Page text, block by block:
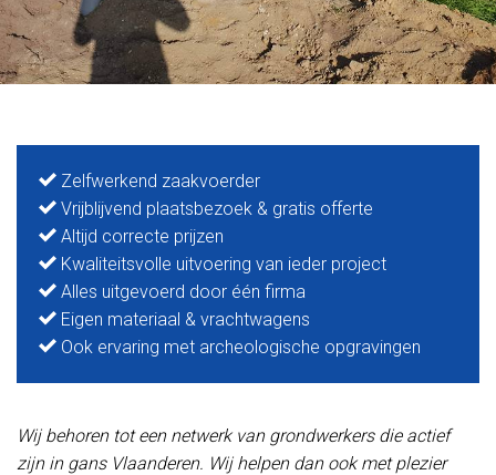
Zelfwerkend zaakvoerder
Vrijblijvend plaatsbezoek & gratis offerte
Altijd correcte prijzen
Kwaliteitsvolle uitvoering van ieder project
Alles uitgevoerd door één firma
Eigen materiaal & vrachtwagens
Ook ervaring met archeologische opgravingen
Wij behoren tot een netwerk van grondwerkers die actief
zijn in gans Vlaanderen. Wij helpen dan ook met plezier